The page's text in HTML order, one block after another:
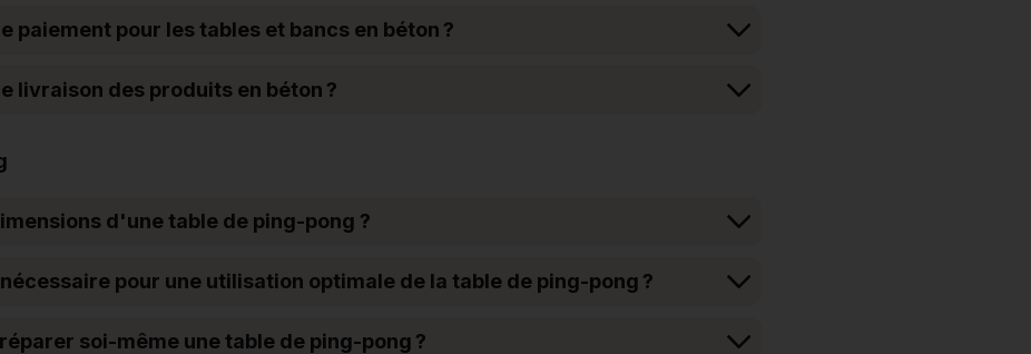
paiement pour les tables et bancs en béton ?
livraison des produits en béton ?
d'une table de ping-pong ?
nécessaire pour une utilisation optimale de la table de ping-pong ?
soi-même une table de ping-pong ?